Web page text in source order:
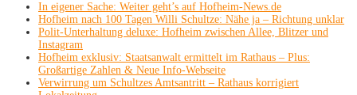
In eigener Sache: Weiter geht’s auf Hofheim-News.de
Hofheim nach 100 Tagen Willi Schultze: Nähe ja – Richtung unklar
Polit-Unterhaltung deluxe: Hofheim zwischen Allee, Blitzer und
Instagram
Hofheim exklusiv: Staatsanwalt ermittelt im Rathaus – Plus:
Großartige Zahlen & Neue Info-Webseite
Verwirrung um Schultzes Amtsantritt – Rathaus korrigiert